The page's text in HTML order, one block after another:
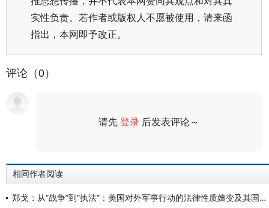
实性负责。若作者或版权人不愿被使用，请来函
指出，本网即予改正。
评论（0）
请先登录 后发表评论～
相同作者阅读
郑戈：从“战争”到“执法”：美国对外军事行动的法律性质嬗变及其国际法违法性